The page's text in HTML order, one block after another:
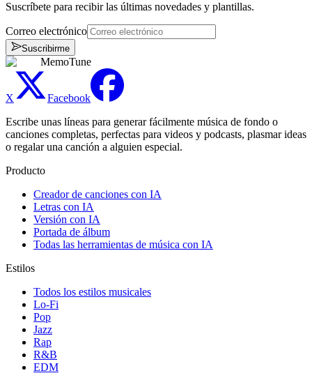
Suscríbete para recibir las últimas novedades y plantillas.
Correo electrónico
Suscribirme
MemoTune
X
Facebook
Escribe unas líneas para generar fácilmente música de fondo o
canciones completas, perfectas para videos y podcasts, plasmar ideas
o regalar una canción a alguien especial.
Producto
Creador de canciones con IA
Letras con IA
Versión con IA
Portada de álbum
Todas las herramientas de música con IA
Estilos
Todos los estilos musicales
Lo-Fi
Pop
Jazz
Rap
R&B
EDM